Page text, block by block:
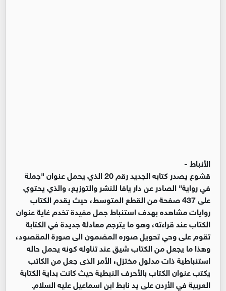
الأنباط -
قشوع يصدر كتابه الجديد رقم 20 الذي يحمل عنوان "جملة
في رواية" الصادر عن دار يافا للنشر والتوزيع، والذي يحتوي
على 437 صفحة من القطع المتوسط، حيث يقدم الكتاب
روايات مشاهده بهدف استنباط جمل مفيدة تخدم غاية عنوان
الكتاب عند قراءته، وهو ما يترجم معادلة جديدة في الكتابة
تقوم على وحي تحويل صوره المضمون الى صورة المقصود،
وهذا ما يجعل من الكتاب شيق عند تناوله كونه يحمل حاله
استنباطية ذات مدلول مختزل، الأمر الذى جعل من الكاتب
يكتب عنوان الكتاب بالأحرف النبطية حيث كانت بداية الكتابة
العربية في الأردن على يد نابط ابن اسماعيل عليه السلام.